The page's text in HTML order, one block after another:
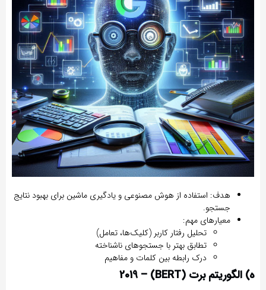
هدف: استفاده از هوش مصنوعی و یادگیری ماشین برای بهبود نتایج
جستجو.
معیارهای مهم:
تحلیل رفتار کاربر (کلیک‌ها، تعامل)
تطابق بهتر با جستجوهای ناشناخته
درک رابطه بین کلمات و مفاهیم
ه) الگوریتم برت (BERT) – 2019